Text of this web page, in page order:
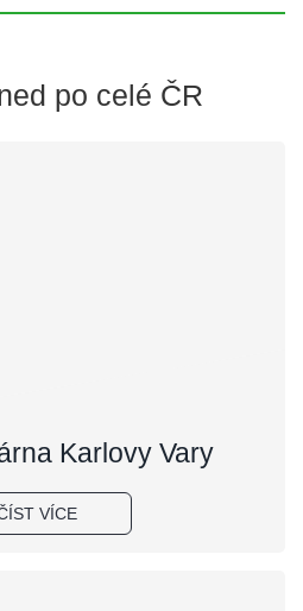
po celé ČR
Karlovy Vary
VÍCE